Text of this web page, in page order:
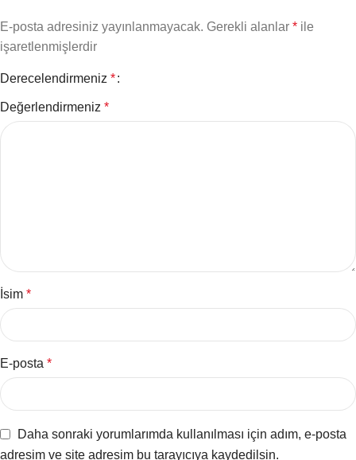
E-posta adresiniz yayınlanmayacak. Gerekli alanlar * ile
işaretlenmişlerdir
Derecelendirmeniz *
Değerlendirmeniz *
İsim *
E-posta *
Daha sonraki yorumlarımda kullanılması için adım, e-posta
adresim ve site adresim bu tarayıcıya kaydedilsin.